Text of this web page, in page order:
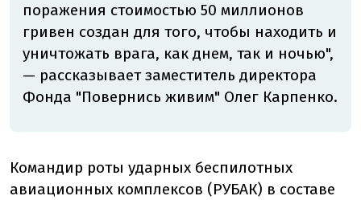
поражения стоимостью 50 миллионов
гривен создан для того, чтобы находить и
уничтожать врага, как днем, так и ночью",
— рассказывает заместитель директора
Фонда "Повернись живим" Олег Карпенко.
Командир роты ударных беспилотных
авиационных комплексов (РУБАК) в составе